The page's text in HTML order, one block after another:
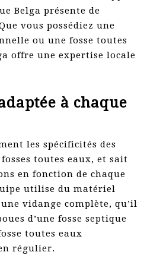
Belga présente de
vous possédiez une
ou une fosse toutes
offre une expertise locale
à chaque
les spécificités des
toutes eaux, et sait
en fonction de chaque
utilise du matériel
vidange complète, qu’il
d’une fosse septique
toutes eaux
régulier.